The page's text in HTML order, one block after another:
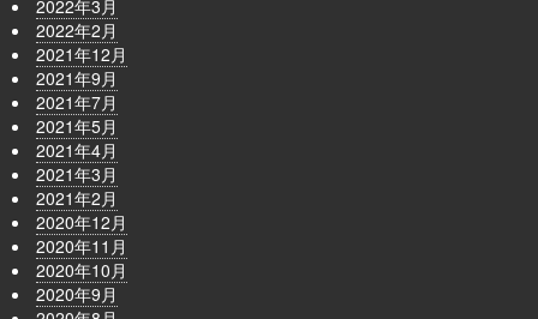
2022年3月
2022年2月
2021年12月
2021年9月
2021年7月
2021年5月
2021年4月
2021年3月
2021年2月
2020年12月
2020年11月
2020年10月
2020年9月